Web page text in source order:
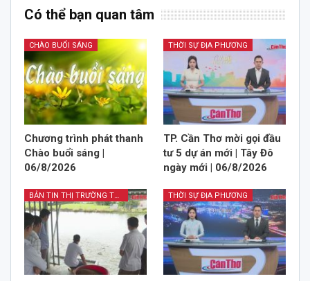
Có thể bạn quan tâm
CHÀO BUỔI SÁNG
Chương trình phát thanh
Chào buổi sáng |
06/8/2026
THỜI SỰ ĐỊA PHƯƠNG
TP. Cần Thơ mời gọi đầu
tư 5 dự án mới | Tây Đô
ngày mới | 06/8/2026
BẢN TIN THỊ TRƯỜNG TÀI CHÍNH KINH DOANH THỜI SỰ ĐỊA PHƯƠNG